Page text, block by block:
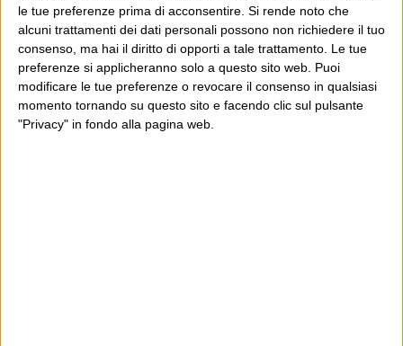
le tue preferenze prima di acconsentire. Si rende noto che
alcuni trattamenti dei dati personali possono non richiedere il tuo
consenso, ma hai il diritto di opporti a tale trattamento. Le tue
preferenze si applicheranno solo a questo sito web. Puoi
modificare le tue preferenze o revocare il consenso in qualsiasi
momento tornando su questo sito e facendo clic sul pulsante
"Privacy" in fondo alla pagina web.
Beth Gibbons & Rustin’ Man –
Out of season
POST SUCCESSIVO